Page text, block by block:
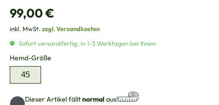
Regulärer Preis:
99,00 €
inkl. MwSt. zzgl. Versandkosten
Sofort versandfertig, in 1-3 Werktagen bei Ihnen.
Hemd-Größe
45
Dieser Artikel fälltnormal aus!